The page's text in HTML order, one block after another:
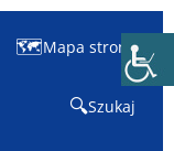
🗺️Mapa strony
🔍Szukaj